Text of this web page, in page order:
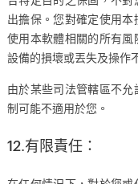
出擔保。您對確定使用
使用本軟體相關的所有
設備的損壞或丟失及操作
由於某些司法管轄區不
制可能不適用於您。
12.有限責任：